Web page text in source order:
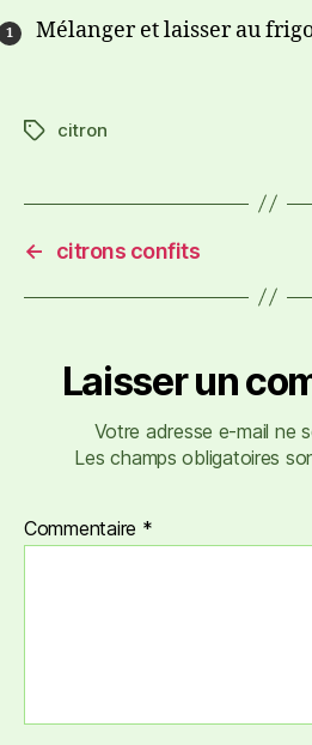
Mélanger et laisser au
citron
← citrons confits
Laisser un
Votre adresse e-mail ne
Les champs obligatoires
Commentaire *